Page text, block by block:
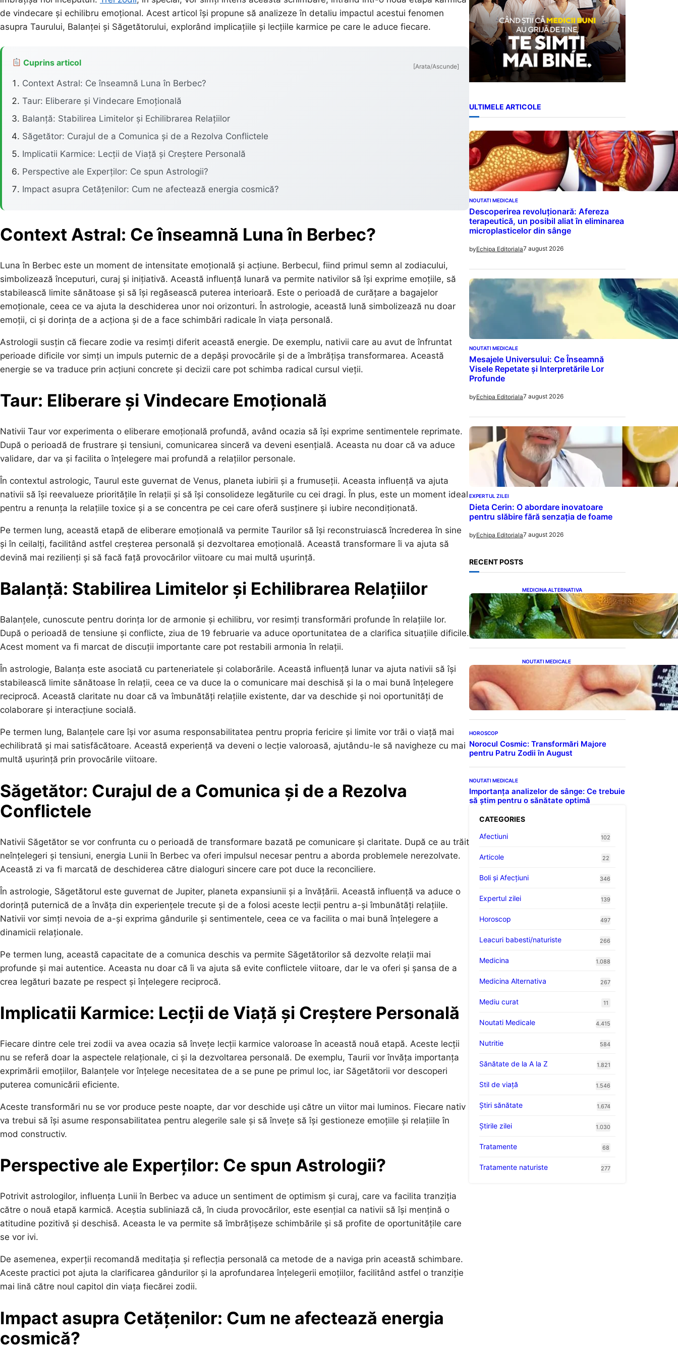
de vindecare și echilibru emoțional. Acest articol își propune să analizeze în detaliu impactul acestui fenomen
asupra Taurului, Balanței și Săgetătorului, explorând implicațiile și lecțiile karmice pe care le aduce fiecare.
Cuprins articol [Arata/Ascunde]
Context Astral: Ce înseamnă Luna în Berbec?
Taur: Eliberare și Vindecare Emoțională
Balanță: Stabilirea Limitelor și Echilibrarea Relațiilor
Săgetător: Curajul de a Comunica și de a Rezolva Conflictele
Implicatii Karmice: Lecții de Viață și Creștere Personală
Perspective ale Experților: Ce spun Astrologii?
Impact asupra Cetățenilor: Cum ne afectează energia cosmică?
Context Astral: Ce înseamnă Luna în Berbec?
Luna în Berbec este un moment de intensitate emoțională și acțiune. Berbecul, fiind primul semn al zodiacului,
simbolizează începuturi, curaj și inițiativă. Această influență lunară va permite nativilor să își exprime emoțiile, să
stabilească limite sănătoase și să își regăsească puterea interioară. Este o perioadă de curățare a bagajelor
emoționale, ceea ce va ajuta la deschiderea unor noi orizonturi. În astrologie, această lună simbolizează nu doar
emoții, ci și dorința de a acționa și de a face schimbări radicale în viața personală.
Astrologii susțin că fiecare zodie va resimți diferit această energie. De exemplu, nativii care au avut de înfruntat
perioade dificile vor simți un impuls puternic de a depăși provocările și de a îmbrățișa transformarea. Această
energie se va traduce prin acțiuni concrete și decizii care pot schimba radical cursul vieții.
Taur: Eliberare și Vindecare Emoțională
Nativii Taur vor experimenta o eliberare emoțională profundă, având ocazia să își exprime sentimentele reprimate.
După o perioadă de frustrare și tensiuni, comunicarea sinceră va deveni esențială. Aceasta nu doar că va aduce
validare, dar va și facilita o înțelegere mai profundă a relațiilor personale.
În contextul astrologic, Taurul este guvernat de Venus, planeta iubirii și a frumuseții. Aceasta influență va ajuta
nativii să își reevalueze prioritățile în relații și să își consolideze legăturile cu cei dragi. În plus, este un moment ideal
pentru a renunța la relațiile toxice și a se concentra pe cei care oferă susținere și iubire necondiționată.
Pe termen lung, această etapă de eliberare emoțională va permite Taurilor să își reconstruiască încrederea în sine
și în ceilalți, facilitând astfel creșterea personală și dezvoltarea emoțională. Această transformare îi va ajuta să
devină mai rezilienți și să facă față provocărilor viitoare cu mai multă ușurință.
Balanță: Stabilirea Limitelor și Echilibrarea Relațiilor
Balanțele, cunoscute pentru dorința lor de armonie și echilibru, vor resimți transformări profunde în relațiile lor.
După o perioadă de tensiune și conflicte, ziua de 19 februarie va aduce oportunitatea de a clarifica situațiile dificile.
Acest moment va fi marcat de discuții importante care pot restabili armonia în relații.
În astrologie, Balanța este asociată cu parteneriatele și colaborările. Această influență lunar va ajuta nativii să își
stabilească limite sănătoase în relații, ceea ce va duce la o comunicare mai deschisă și la o mai bună înțelegere
reciprocă. Această claritate nu doar că va îmbunătăți relațiile existente, dar va deschide și noi oportunități de
colaborare și interacțiune socială.
Pe termen lung, Balanțele care își vor asuma responsabilitatea pentru propria fericire și limite vor trăi o viață mai
echilibrată și mai satisfăcătoare. Această experiență va deveni o lecție valoroasă, ajutându-le să navigheze cu mai
multă ușurință prin provocările viitoare.
Săgetător: Curajul de a Comunica și de a Rezolva
Conflictele
Nativii Săgetător se vor confrunta cu o perioadă de transformare bazată pe comunicare și claritate. După ce au trăit
neînțelegeri și tensiuni, energia Lunii în Berbec va oferi impulsul necesar pentru a aborda problemele nerezolvate.
Această zi va fi marcată de deschiderea către dialoguri sincere care pot duce la reconciliere.
În astrologie, Săgetătorul este guvernat de Jupiter, planeta expansiunii și a învățării. Această influență va aduce o
dorință puternică de a învăța din experiențele trecute și de a folosi aceste lecții pentru a-și îmbunătăți relațiile.
Nativii vor simți nevoia de a-și exprima gândurile și sentimentele, ceea ce va facilita o mai bună înțelegere a
dinamicii relaționale.
Pe termen lung, această capacitate de a comunica deschis va permite Săgetătorilor să dezvolte relații mai
profunde și mai autentice. Aceasta nu doar că îi va ajuta să evite conflictele viitoare, dar le va oferi și șansa de a
crea legături bazate pe respect și înțelegere reciprocă.
Implicatii Karmice: Lecții de Viață și Creștere Personală
Fiecare dintre cele trei zodii va avea ocazia să învețe lecții karmice valoroase în această nouă etapă. Aceste lecții
nu se referă doar la aspectele relaționale, ci și la dezvoltarea personală. De exemplu, Taurii vor învăța importanța
exprimării emoțiilor, Balanțele vor înțelege necesitatea de a se pune pe primul loc, iar Săgetătorii vor descoperi
puterea comunicării eficiente.
Aceste transformări nu se vor produce peste noapte, dar vor deschide uși către un viitor mai luminos. Fiecare nativ
va trebui să își asume responsabilitatea pentru alegerile sale și să învețe să își gestioneze emoțiile și relațiile în
mod constructiv.
Perspective ale Experților: Ce spun Astrologii?
Potrivit astrologilor, influența Lunii în Berbec va aduce un sentiment de optimism și curaj, care va facilita tranziția
către o nouă etapă karmică. Aceștia subliniază că, în ciuda provocărilor, este esențial ca nativii să își mențină o
atitudine pozitivă și deschisă. Aceasta le va permite să îmbrățișeze schimbările și să profite de oportunitățile care
se vor ivi.
De asemenea, experții recomandă meditația și reflecția personală ca metode de a naviga prin această schimbare.
Aceste practici pot ajuta la clarificarea gândurilor și la aprofundarea înțelegerii emoțiilor, facilitând astfel o tranziție
mai lină către noul capitol din viața fiecărei zodii.
Impact asupra Cetățenilor: Cum ne afectează energia
cosmică?
ULTIMELE ARTICOLE
NOUTATI MEDICALE
Descoperirea revoluționară: Afereza
terapeutică, un posibil aliat în eliminarea
microplasticelor din sânge
byEchipa Editoriala7 august 2026
NOUTATI MEDICALE
Mesajele Universului: Ce Înseamnă
Visele Repetate și Interpretările Lor
Profunde
byEchipa Editoriala7 august 2026
EXPERTUL ZILEI
Dieta Cerin: O abordare inovatoare
pentru slăbire fără senzația de foame
byEchipa Editoriala7 august 2026
RECENT POSTS
MEDICINA ALTERNATIVA
Roinița: Soluția Naturală
pentru Reducerea
Cortizolului și Îmbunătățirea
Somnului
NOUTATI MEDICALE
Impactul obiceiurilor asupra
demenței: Cum putem
preveni îmbătrânirea
prematură a creierului
HOROSCOP
Norocul Cosmic: Transformări Majore
pentru Patru Zodii în August
NOUTATI MEDICALE
Importanța analizelor de sânge: Ce trebuie
să știm pentru o sănătate optimă
CATEGORIES
Afectiuni
102
Articole 22
Boli și Afecțiuni 346
Expertul zilei 139
Horoscop 497
Leacuri babesti/naturiste 266
Medicina 1.088
Medicina Alternativa 267
Mediu curat 11
Noutati Medicale 4.415
Nutritie 584
Sănătate de la A la Z 1.821
Stil de viaţă 1.546
Ştiri sănătate 1.674
Știrile zilei 1.030
Tratamente 68
Tratamente naturiste 277